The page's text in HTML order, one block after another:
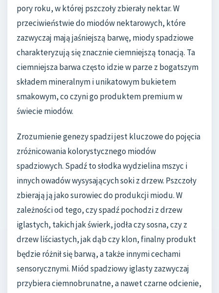
pory roku, w której pszczoły zbierały nektar. W
przeciwieństwie do miodów nektarowych, które
zazwyczaj mają jaśniejszą barwę, miody spadziowe
charakteryzują się znacznie ciemniejszą tonacją. Ta
ciemniejsza barwa często idzie w parze z bogatszym
składem mineralnym i unikatowym bukietem
smakowym, co czyni go produktem premium w
świecie miodów.
Zrozumienie genezy spadzi jest kluczowe do pojęcia
zróżnicowania kolorystycznego miodów
spadziowych. Spadź to słodka wydzielina mszyc i
innych owadów wysysających soki z drzew. Pszczoły
zbierają ją jako surowiec do produkcji miodu. W
zależności od tego, czy spadź pochodzi z drzew
iglastych, takich jak świerk, jodła czy sosna, czy z
drzew liściastych, jak dąb czy klon, finalny produkt
będzie różnił się barwą, a także innymi cechami
sensorycznymi. Miód spadziowy iglasty zazwyczaj
przybiera ciemnobrunatne, a nawet czarne odcienie,